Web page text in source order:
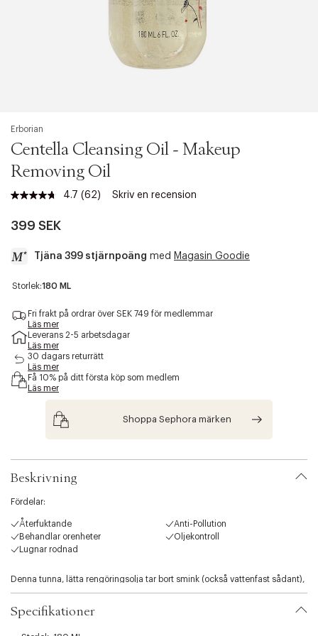
Erborian
Centella Cleansing Oil - Makeup
Removing Oil
4.7 Läs
samma
(62) Skriv en recension
399 SEK
Tjäna 399 stjärnpoäng med Magasin Goodie
a
c
s
b
i
a
i
t
i
o
.
s
e
Storlek:180 ML
Fri frakt på ordrar över SEK 749 för medlemmar
Läs mer
Leverans 2-5 arbetsdagar
Läs mer
30 dagars returrätt
Läs mer
Få 10% på ditt första köp som medlem
Läs mer
Shoppa Sephora märken
Beskrivning
Fördelar:
Återfuktande
Anti-Pollution
Behandlar orenheter
Oljekontroll
Lugnar rodnad
Denna tunna, lätta rengöringsolja tar bort smink (också vattenfast sådant),
överskott av talg och orenheter samtidigt som hudens naturliga fuktnivåer
bibehålls.
Specifikationer